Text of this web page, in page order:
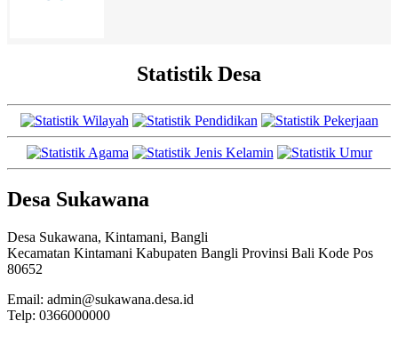
Statistik Desa
Desa Sukawana
Desa Sukawana, Kintamani, Bangli
Kecamatan Kintamani Kabupaten Bangli Provinsi Bali Kode Pos
80652
Email: admin@sukawana.desa.id
Telp: 0366000000